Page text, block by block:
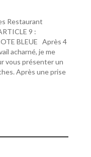
Restaurant
9 :
BLEUE Après 4
acharné, je me
vous présenter un
Après une prise